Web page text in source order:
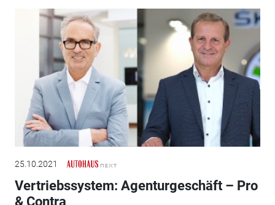
25.10.2021
Vertriebssystem: Agenturgeschäft – Pro
& Contra